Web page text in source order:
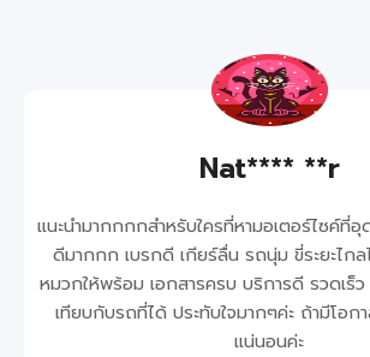
Nat**** **r
แนะนำมากกกกสำหรับใครที่หามอเตอร์ไซค์ที่
ดีมากกก เบรกดี เกียร์ลื่น รถนุ่ม ขี่ระยะไก
หมวกให้พร้อม เอกสารครบ บริการดี รวดเร็
เทียบกับรถที่ได้ ประทับใจมากๆค่ะ ถ้ามีโอก
แน่นอนค่ะ